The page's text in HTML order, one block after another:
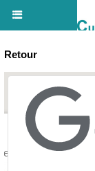
Retour
des morceaux